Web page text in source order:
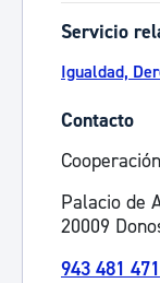
Servicio
Igualdad,
Contacto
Cooperación
Palacio de
20009
943 481 471